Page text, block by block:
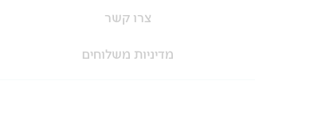
צרו קשר
מדיניות משלוחים